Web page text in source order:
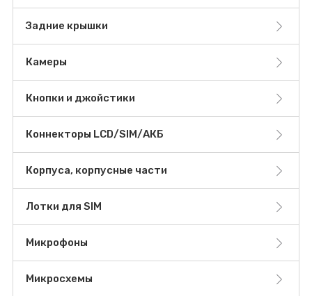
Задние крышки
Камеры
Кнопки и джойстики
Коннекторы LCD/SIM/АКБ
Корпуса, корпусные части
Лотки для SIM
Микрофоны
Микросхемы